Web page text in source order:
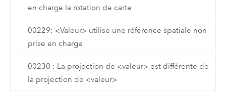
en charge la rotation de carte
00229: <Valeur> utilise une référence spatiale non
prise en charge
00230 : La projection de <valeur> est différente de
la projection de <valeur>